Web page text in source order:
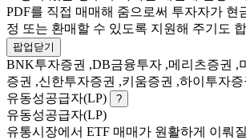
PDF를 직접 매매해 줌으로써 투자자가 현
정 또는 환매할 수 있도록 지원해 주기도
팝업닫기
BNK투자증권 ,DB금융투자 ,메리츠증권 ,
증권 ,신한투자증권 ,키움증권 ,하이투자
유동성공급자(LP)
?
유동성공급자(LP)
유통시장에서 ETF 매매가 원활하게 이뤄